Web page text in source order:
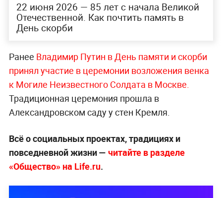
22 июня 2026 — 85 лет с начала Великой
Отечественной. Как почтить память в
День скорби
Ранее Владимир Путин в День памяти и скорби
принял участие в церемонии возложения венка
к Могиле Неизвестного Солдата в Москве.
Традиционная церемония прошла в
Александровском саду у стен Кремля.
Всё о социальных проектах, традициях и
повседневной жизни — читайте в разделе
«Общество» на Life.ru.